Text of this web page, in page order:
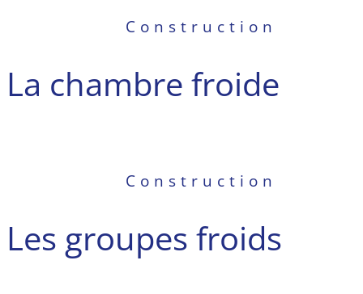
Construction
La chambre froide
Construction
Les groupes froids